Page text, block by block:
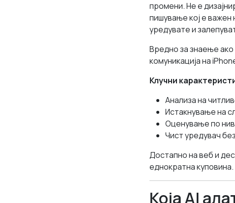
промени. Не е
пишување кој е важен
уредувате и
Вредно за знаење
комуникација на
Клучни
Анализа на
Истакнување на
Оценување по
Чист уредувач
Достапно на веб и
еднократна куповина.
Која AI